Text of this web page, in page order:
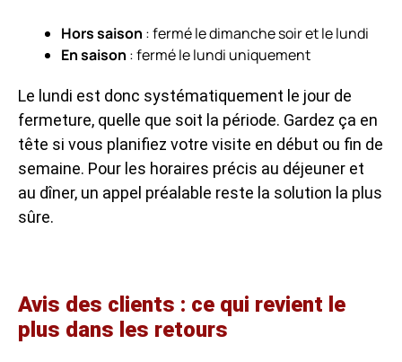
Hors saison : fermé le dimanche soir et le lundi
En saison : fermé le lundi uniquement
Le lundi est donc systématiquement le jour de
fermeture, quelle que soit la période. Gardez ça en
tête si vous planifiez votre visite en début ou fin de
semaine. Pour les horaires précis au déjeuner et
au dîner, un appel préalable reste la solution la plus
sûre.
Avis des clients : ce qui revient le
plus dans les retours